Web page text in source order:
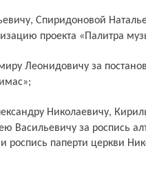
проекта «Палитра
Васильевичу за роспись
роспись паперти церкви